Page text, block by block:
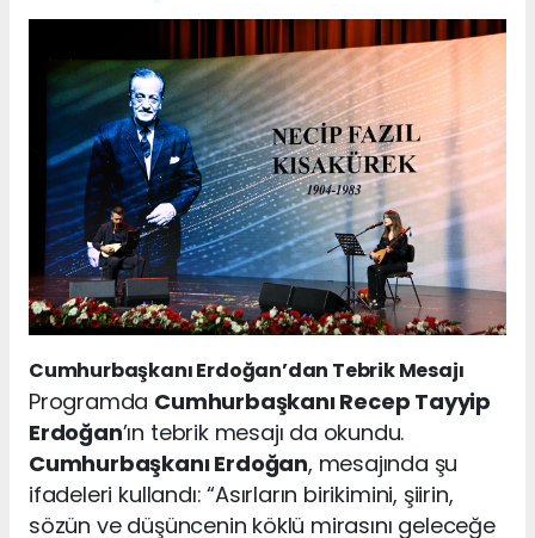
Cumhurbaşkanı Erdoğan’dan Tebrik Mesajı
Programda Cumhurbaşkanı Recep Tayyip
Erdoğan’ın tebrik mesajı da okundu.
Cumhurbaşkanı Erdoğan, mesajında şu
ifadeleri kullandı: “Asırların birikimini, şiirin,
sözün ve düşüncenin köklü mirasını geleceğe